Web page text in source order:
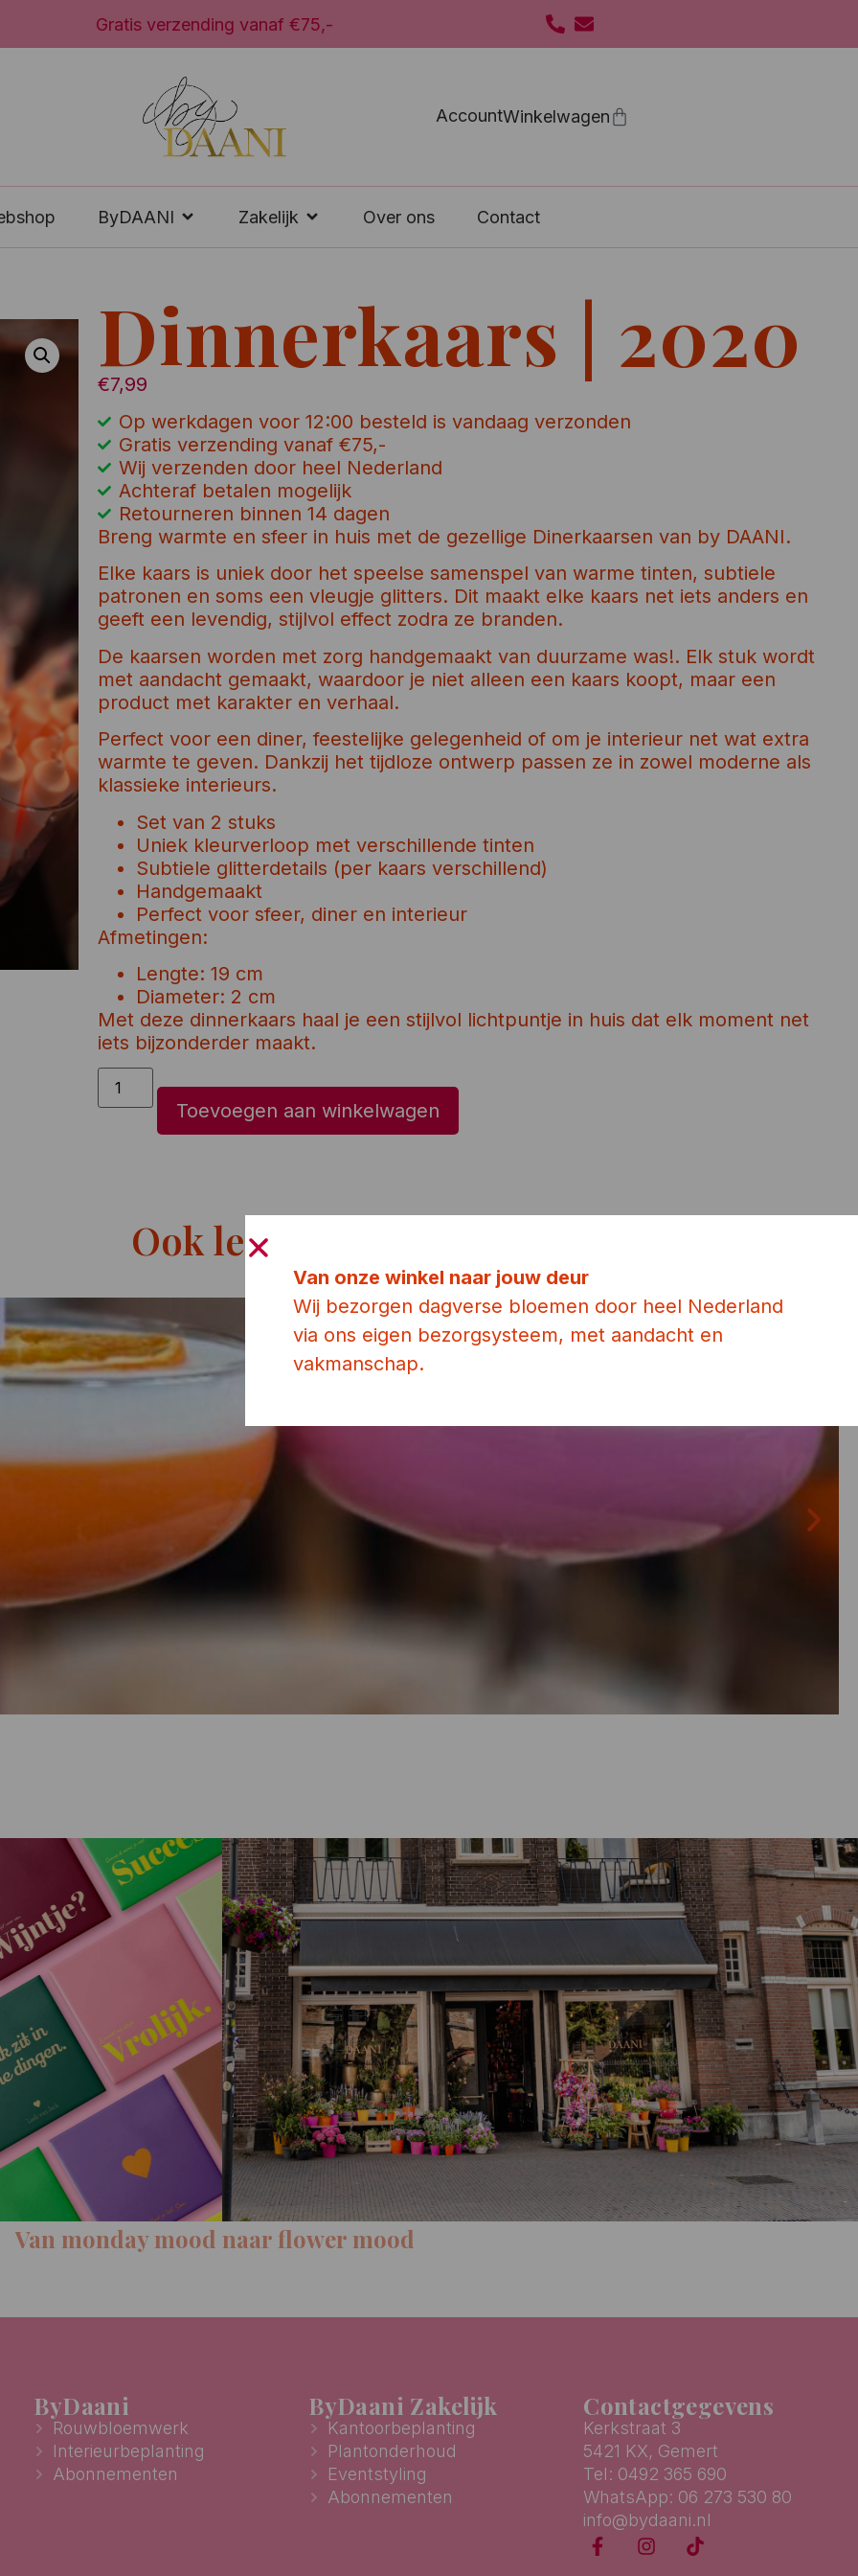
Wij verzenden door heel Nederland
Account
ByDAANI Zakelijk Over ons Contact
Dinnerkaars | 2020
€7,99
Op werkdagen voor 12:00 besteld is vandaag verzonden
Gratis verzending vanaf €75,-
Wij verzenden door heel Nederland
Achteraf betalen mogelijk
Retourneren binnen 14 dagen
Breng warmte en sfeer in huis met de gezellige Dinerkaarsen van by DAANI.
Elke kaars is uniek door het speelse samenspel van warme tinten, subtiele
patronen en soms een vleugje glitters. Dit maakt elke kaars net iets anders en
geeft een levendig, stijlvol effect zodra ze branden.
De kaarsen worden met zorg handgemaakt van duurzame was!. Elk stuk wordt
met aandacht gemaakt, waardoor je niet alleen een kaars koopt, maar een
product met karakter en verhaal.
Perfect voor een diner, feestelijke gelegenheid of om je interieur net wat extra
warmte te geven. Dankzij het tijdloze ontwerp passen ze in zowel moderne als
klassieke interieurs.
Set van 2 stuks
Uniek kleurverloop met verschillende tinten
Subtiele glitterdetails (per kaars verschillend)
Handgemaakt
Perfect voor sfeer, diner en interieur
Afmetingen:
Lengte: 19 cm
Diameter: 2 cm
Met deze dinnerkaars haal je een stijlvol lichtpuntje in huis dat elk moment net
iets bijzonderder maakt.
Toevoegen aan winkelwagen
Ook leuk!
flower mood
ByDaani
Rouwbloemwerk
Interieurbeplanting
Abonnementen
ByDaani Zakelijk
Kantoorbeplanting
Plantonderhoud
Eventstyling
Abonnementen
Contactgegevens
Kerkstraat 3
5421 KX, Gemert
Tel: 0492 365 690
WhatsApp: 06 273 530 80
info@bydaani.nl
Van onze winkel naar jouw deur
Wij bezorgen dagverse bloemen door heel Nederland
via ons eigen bezorgsysteem, met aandacht en
vakmanschap.